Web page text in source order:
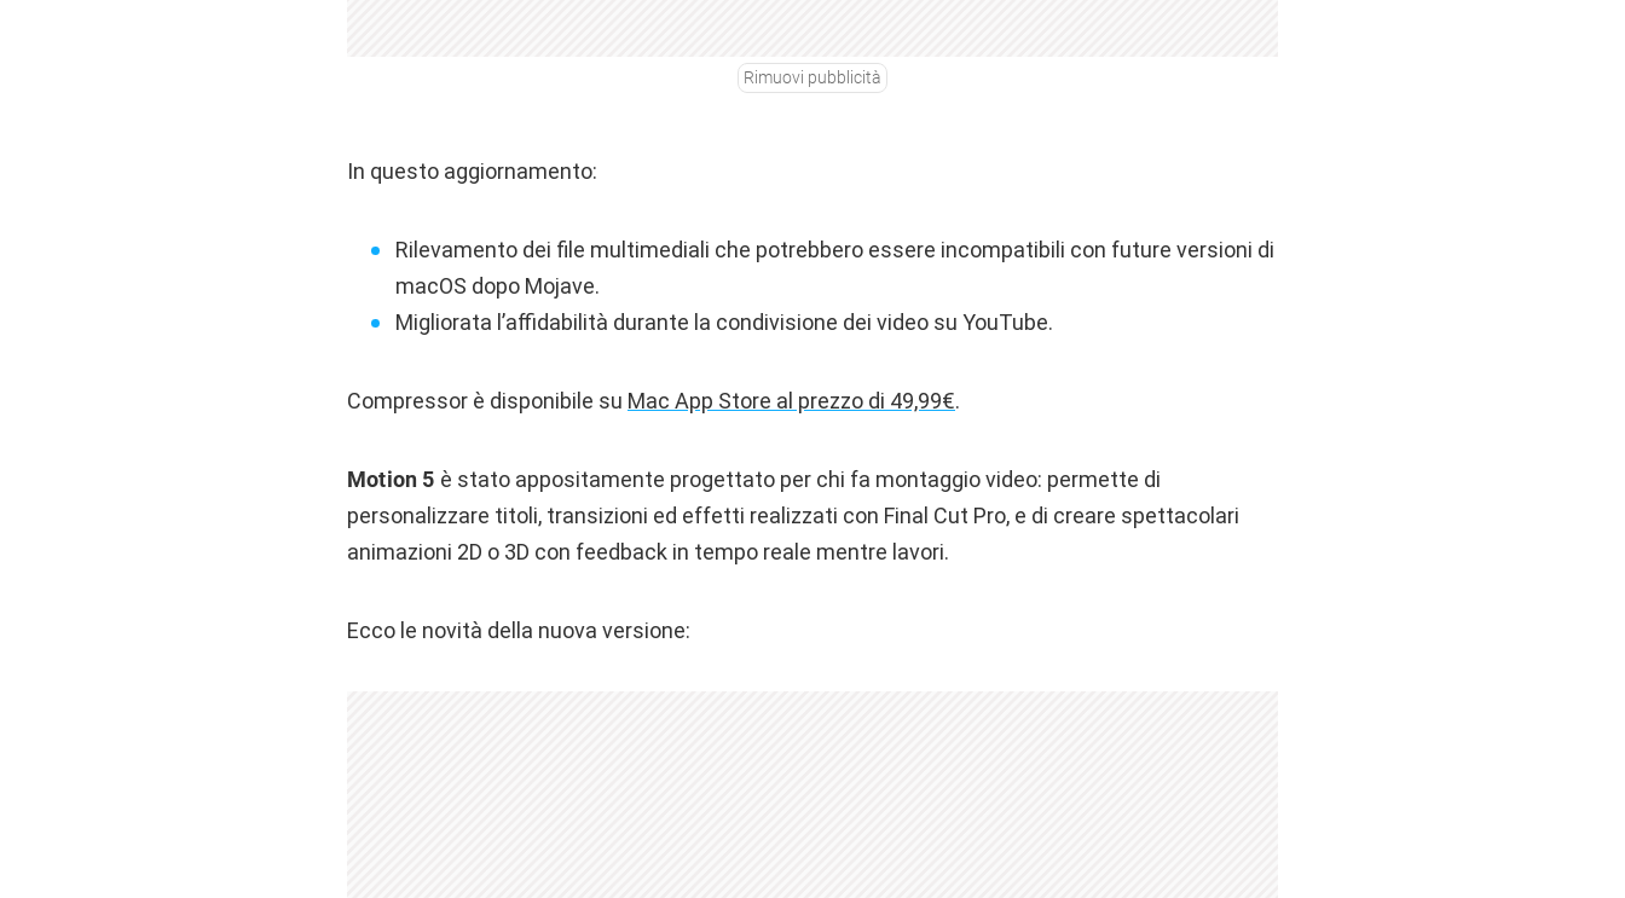
Rimuovi pubblicità
In questo aggiornamento:
Rilevamento dei file multimediali che potrebbero essere incompatibili con future versioni di
macOS dopo Mojave.
Migliorata l’affidabilità durante la condivisione dei video su YouTube.
Compressor è disponibile su Mac App Store al prezzo di 49,99€.
Motion 5 è stato appositamente progettato per chi fa montaggio video: permette di
personalizzare titoli, transizioni ed effetti realizzati con Final Cut Pro, e di creare spettacolari
animazioni 2D o 3D con feedback in tempo reale mentre lavori.
Ecco le novità della nuova versione: